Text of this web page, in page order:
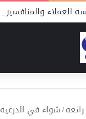
للعملاء والمنافسين
/شواء في الدرعية